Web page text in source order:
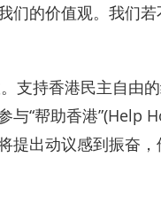
们的价值观。我们
支持香港民主自由
“帮助香港”(Help
提出动议感到振奋